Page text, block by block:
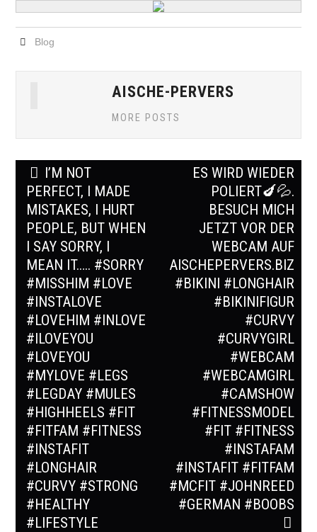
Blog
AISCHE-PERVERS
MORE POSTS
Post
navigation
I’M NOT
PERFECT, I MADE
MISTAKES, I HURT
PEOPLE, BUT WHEN
I SAY SORRY, I
MEAN IT….. #SORRY
#MISSHIM #LOVE
#INSTALOVE
#LOVEHIM #INLOVE
#ILOVEYOU
#LOVEYOU
#MYLOVE #LEGS
#LEGDAY #MULES
#HIGHHEELS #FIT
#FITFAM #FITNESS
#INSTAFIT
#LONGHAIR
#CURVY #STRONG
#HEALTHY
#LIFESTYLE
ES WIRD WIEDER
POLIERT🍆💦.
BESUCH MICH
JETZT VOR DER
WEBCAM AUF
AISCHEPERVERS.BIZ
#BIKINI #LONGHAIR
#BIKINIFIGUR
#CURVY
#CURVYGIRL
#WEBCAM
#WEBCAMGIRL
#CAMSHOW
#FITNESSMODEL
#FIT #FITNESS
#INSTAFAM
#INSTAFIT #FITFAM
#MCFIT #JOHNREED
#GERMAN #BOOBS